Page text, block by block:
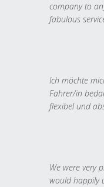
company to
fabulous
Ich möchte
Fahrer/in
flexibel und
We were very
would happily